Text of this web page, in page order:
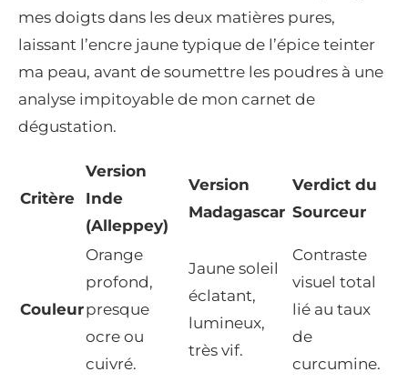
mes doigts dans les deux matières pures,
laissant l’encre jaune typique de l’épice teinter
ma peau, avant de soumettre les poudres à une
analyse impitoyable de mon carnet de
dégustation.
Critère
Version
Inde
(Alleppey)
Version
Madagascar
Verdict du
Sourceur
Couleur
Orange
profond,
presque
ocre ou
cuivré.
Jaune soleil
éclatant,
lumineux,
très vif.
Contraste
visuel total
lié au taux
de
curcumine.